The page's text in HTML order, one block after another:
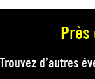
Près
Trouvez d’autres